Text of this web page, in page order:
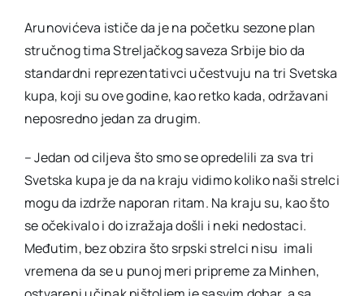
Arunovićeva ističe da je na početku sezone plan
stručnog tima Streljačkog saveza Srbije bio da
standardni reprezentativci učestvuju na tri Svetska
kupa, koji su ove godine, kao retko kada, održavani
neposredno jedan za drugim.
– Jedan od ciljeva što smo se opredelili za sva tri
Svetska kupa je da na kraju vidimo koliko naši strelci
mogu da izdrže naporan ritam. Na kraju su, kao što
se očekivalo i do izražaja došli i neki nedostaci.
Međutim, bez obzira što srpski strelci nisu imali
vremena da se u punoj meri pripreme za Minhen,